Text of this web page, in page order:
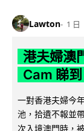
Lawton 1 日
港夫婦澳
Cam 睇
一對香港夫婦今
池，拾遺不報並
次入境澳門時，